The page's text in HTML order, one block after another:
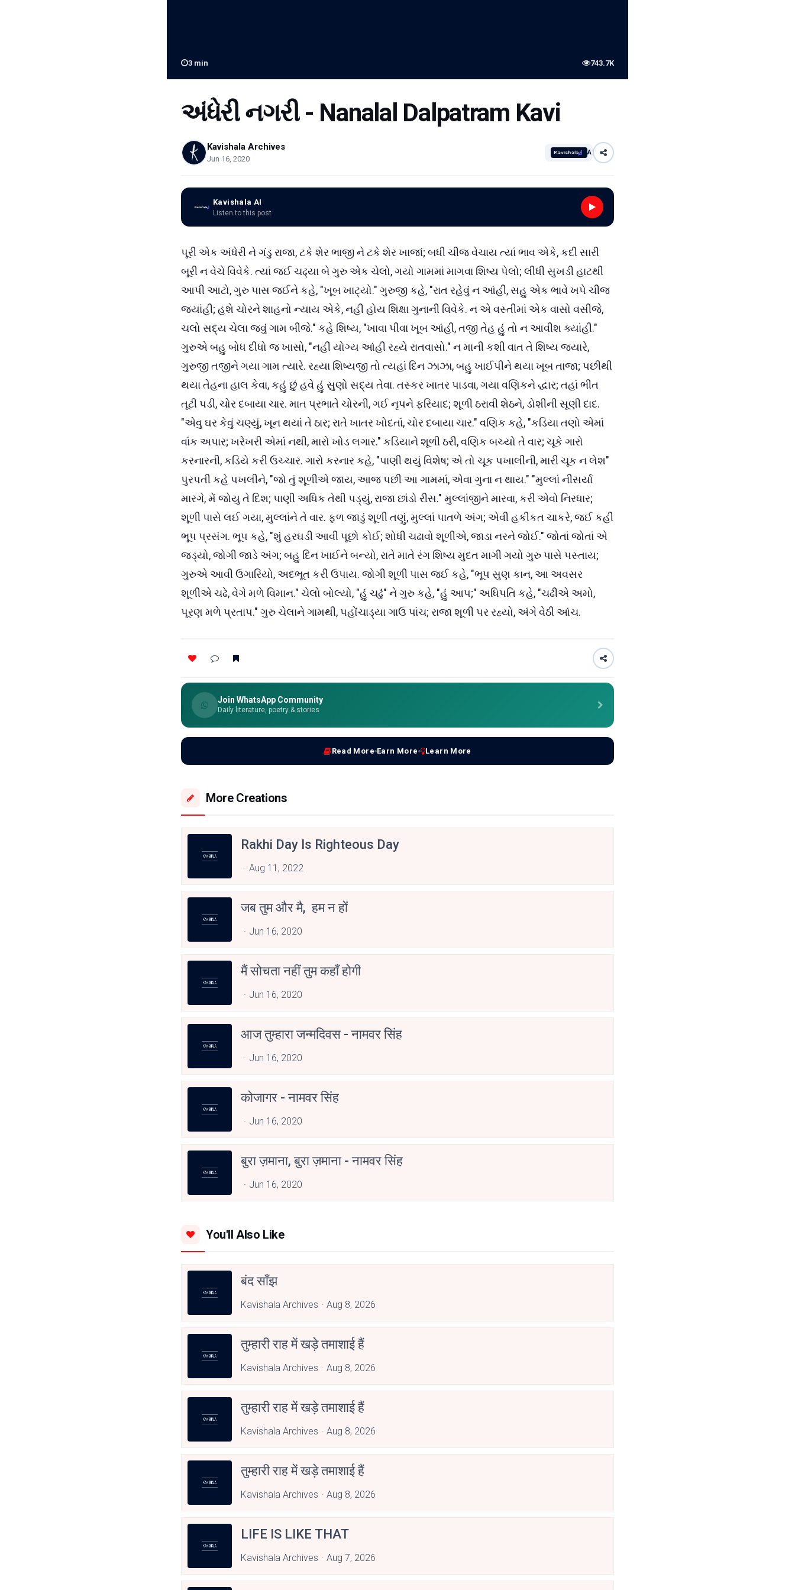
3 min 743.7K
અંધેરી નગરી - Nanalal Dalpatram Kavi
Kavishala Archives
Jun 16, 2020
AI
Kavishala AI
Listen to this post
પૂરી એક અંધેરી ને ગંડુ રાજા, ટકે શેર ભાજી ને ટકે શેર ખાજાં; બધી ચીજ વેચાય ત્યાં ભાવ એકે, કદી સારી
બૂરી ન વેચે વિવેકે. ત્યાં જઈ ચઢ્યા બે ગુરુ એક ચેલો, ગયો ગામમાં માગવા શિષ્ય પેલો; લીધી સુખડી હાટથી
આપી આટો, ગુરુ પાસ જઈને કહે, "ખૂબ ખાટ્યો." ગુરુજી કહે, "રાત રહેવું ન આંહી, સહુ એક ભાવે ખપે ચીજ
જ્યાંહી; હશે ચોરને શાહનો ન્યાય એકે, નહી હોય શિક્ષા ગુનાની વિવેકે. ન એ વસ્તીમાં એક વાસો વસીજે,
ચલો સદ્ય ચેલા જવું ગામ બીજે." કહે શિષ્ય, "ખાવા પીવા ખૂબ આંહી, તજી તેહ હું તો ન આવીશ ક્યાંહી."
ગુરુએ બહુ બોધ દીધો જ ખાસો, "નહીં યોગ્ય આંહી રહ્યે રાતવાસો." ન માની કશી વાત તે શિષ્ય જયારે,
ગુરુજી તજીને ગયા ગામ ત્યારે. રહ્યા શિષ્યજી તો ત્યહાં દિન ઝાઝા, બહુ ખાઈપીને થયા ખૂબ તાજા; પછીથી
થયા તેહના હાલ કેવા, કહું છું હવે હું સુણો સદ્ય તેવા. તસ્કર ખાતર પાડવા, ગયા વણિકને દ્ધાર; તહાં ભીત
તૂટી પડી, ચોર દબાયા ચાર. માત પ્રભાતે ચોરની, ગઈ નૃપને ફરિયાદ; શૂળી ઠરાવી શેઠને, ડોશીની સૂણી દાદ.
"એવુ ઘર કેવું ચણ્યું, ખૂન થયાં તે ઠાર; રાતે ખાતર ખોદતાં, ચોર દબાયા ચાર." વણિક કહે, "કડિયા તણો એમાં
વાંક અપાર; ખરેખરી એમાં નથી, મારો ખોડ લગાર." કડિયાને શૂળી ઠરી, વણિક બચ્યો તે વાર; ચૂકે ગારો
કરનારની, કડિયે કરી ઉચ્ચાર. ગારો કરનાર કહે, "પાણી થયું વિશેષ; એ તો ચૂક પખાલીની, મારી ચૂક ન લેશ"
પુરપતી કહે પખલીને, "જો તું શૂળીએ જાય, આજ પછી આ ગામમાં, એવા ગુના ન થાય." "મુલ્લાં નીસર્યા
મારગે, મેં જોયુ તે દિશ; પાણી અધિક તેથી પડ્યું, રાજા છાંડો રીસ." મુલ્લાંજીને મારવા, કરી એવો નિરધાર;
શૂળી પાસે લઈ ગયા, મુલ્લાંને તે વાર. ફળ જાડું શૂળી તણું, મુલ્લાં પાતળે અંગ; એવી હકીકત ચાકરે, જઈ કહી
ભૂપ પ્રસંગ. ભૂપ કહે, "શું હરઘડી આવી પૂછો કોઈ; શોધી ચઢાવો શૂળીએ, જાડા નરને જોઈ." જોતાં જોતાં એ
જડ્યો, જોગી જાડે અંગ; બહુ દિન ખાઈને બન્યો, રાતે માતે રંગ શિષ્ય મુદત માગી ગયો ગુરુ પાસે પસ્તાય;
ગુરુએ આવી ઉગારિયો, અદભૂત કરી ઉપાય. જોગી શૂળી પાસ જઈ કહે, "ભૂપ સુણ કાન, આ અવસર
શૂળીએ ચઢે, વેગે મળે વિમાન." ચેલો બોલ્યો, "હું ચઢું" ને ગુરુ કહે, "હું આપ;" અધિપતિ કહે, "ચઢીએ અમો,
પૂરણ મળે પ્રતાપ." ગુરુ ચેલાને ગામથી, પહોંચાડ્યા ગાઉ પાંચ; રાજા શૂળી પર રહ્યો, અંગે વેઠી આંચ.
Join WhatsApp Community
Daily literature, poetry & stories
Read More Earn More Learn More
More Creations
Rakhi Day Is Righteous Day
Aug 11, 2022
जब तुम और मै, हम न हों
Jun 16, 2020
मैं सोचता नहीं तुम कहाँ होगी
Jun 16, 2020
आज तुम्हारा जन्मदिवस - नामवर सिंह
Jun 16, 2020
कोजागर - नामवर सिंह
Jun 16, 2020
बुरा ज़माना, बुरा ज़माना - नामवर सिंह
Jun 16, 2020
You'll Also Like
बंद साँझ
Kavishala Archives Aug 8, 2026
तुम्हारी राह में खड़े तमाशाई हैं
Kavishala Archives Aug 8, 2026
तुम्हारी राह में खड़े तमाशाई हैं
Kavishala Archives Aug 8, 2026
तुम्हारी राह में खड़े तमाशाई हैं
Kavishala Archives Aug 8, 2026
LIFE IS LIKE THAT
Kavishala Archives Aug 7, 2026